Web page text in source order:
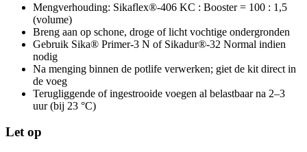
Mengverhouding: Sikaflex®-406 KC : Booster = 100 : 1,5
(volume)
Breng aan op schone, droge of licht vochtige ondergronden
Gebruik Sika® Primer-3 N of Sikadur®-32 Normal indien
nodig
Na menging binnen de potlife verwerken; giet de kit direct in
de voeg
Terugliggende of ingestrooide voegen al belastbaar na 2–3
uur (bij 23 °C)
Let op